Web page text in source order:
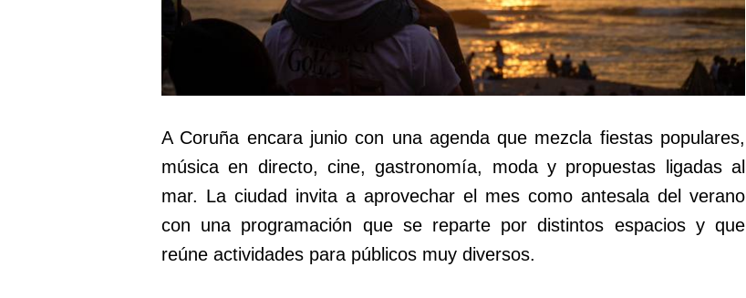
A Coruña encara junio con una agenda que mezcla fiestas populares,
música en directo, cine, gastronomía, moda y propuestas ligadas al
mar. La ciudad invita a aprovechar el mes como antesala del verano
con una programación que se reparte por distintos espacios y que
reúne actividades para públicos muy diversos.